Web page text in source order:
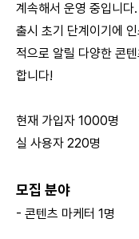
계속해서 운영 중입니다.
출시 초기 단계이기에
적으로 알릴 다양한 콘
합니다!
현재 가입자 1000명
실 사용자 220명
모집 분야
- 콘텐츠 마케터 1명